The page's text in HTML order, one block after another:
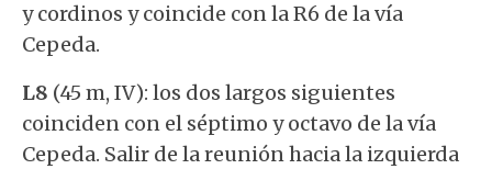
y cordinos y coincide con la R6 de la vía
Cepeda.
L8 (45 m, IV): los dos largos siguientes
coinciden con el séptimo y octavo de la vía
Cepeda. Salir de la reunión hacia la izquierda